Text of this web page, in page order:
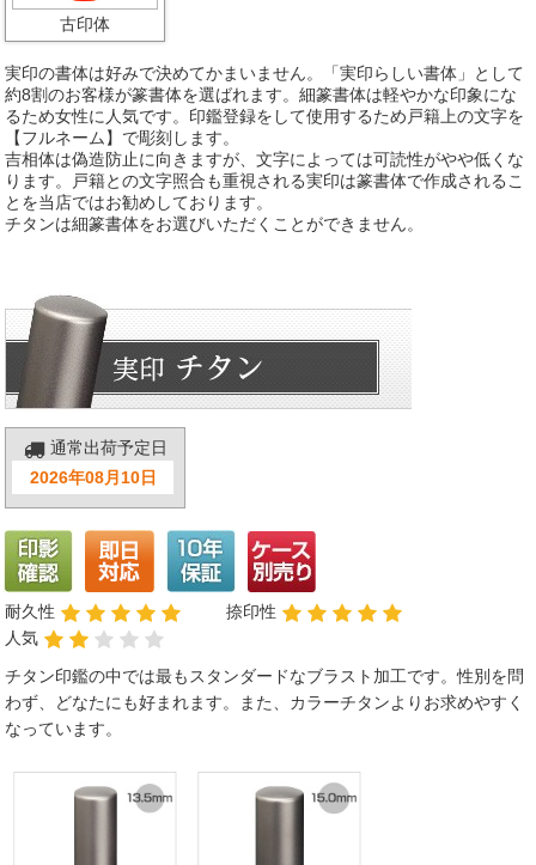
古印体
実印の書体は好みで決めてかまいません。「実印らしい書体」として
約8割のお客様が篆書体を選ばれます。細篆書体は軽やかな印象にな
るため女性に人気です。印鑑登録をして使用するため戸籍上の文字を
【フルネーム】で彫刻します。
吉相体は偽造防止に向きますが、文字によっては可読性がやや低くな
ります。戸籍との文字照合も重視される実印は篆書体で作成されるこ
とを当店ではお勧めしております。
チタンは細篆書体をお選びいただくことができません。
通常出荷予定日
2026年08月10日
耐久性
捺印性
人気
チタン印鑑の中では最もスタンダードなブラスト加工です。性別を問
わず、どなたにも好まれます。また、カラーチタンよりお求めやすく
なっています。